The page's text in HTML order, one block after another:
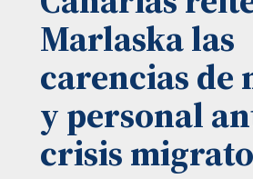
Marlaska las
carencias de
y personal
crisis